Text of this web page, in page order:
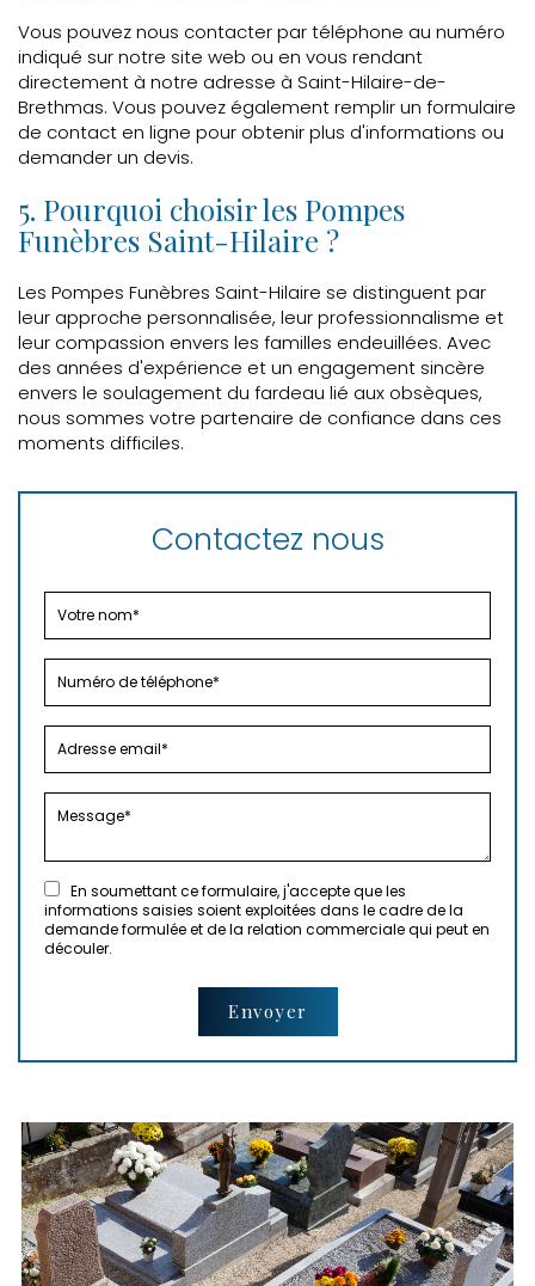
Vous pouvez nous contacter par téléphone au numéro
indiqué sur notre site web ou en vous rendant
directement à notre adresse à Saint-Hilaire-de-
Brethmas. Vous pouvez également remplir un formulaire
de contact en ligne pour obtenir plus d'informations ou
demander un devis.
5. Pourquoi choisir les Pompes
Funèbres Saint-Hilaire ?
Les Pompes Funèbres Saint-Hilaire se distinguent par
leur approche personnalisée, leur professionnalisme et
leur compassion envers les familles endeuillées. Avec
des années d'expérience et un engagement sincère
envers le soulagement du fardeau lié aux obsèques,
nous sommes votre partenaire de confiance dans ces
moments difficiles.
Contactez nous
En soumettant ce formulaire, j'accepte que les
informations saisies soient exploitées dans le cadre de la
demande formulée et de la relation commerciale qui peut en
découler.